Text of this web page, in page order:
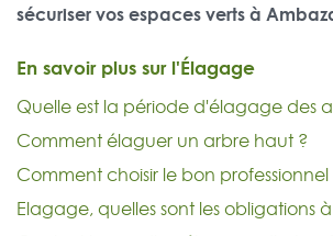
sécuriser vos espaces verts à
En savoir plus sur l'Élagage
Quelle est la période d'élagage des
Comment élaguer un arbre haut ?
Comment choisir le bon
Elagage, quelles sont les obligations